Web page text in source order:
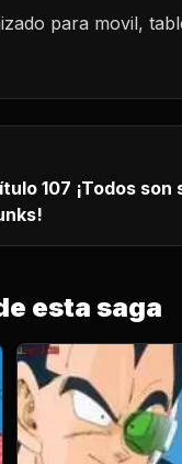
para movil,
107 ¡Todos son
esta saga